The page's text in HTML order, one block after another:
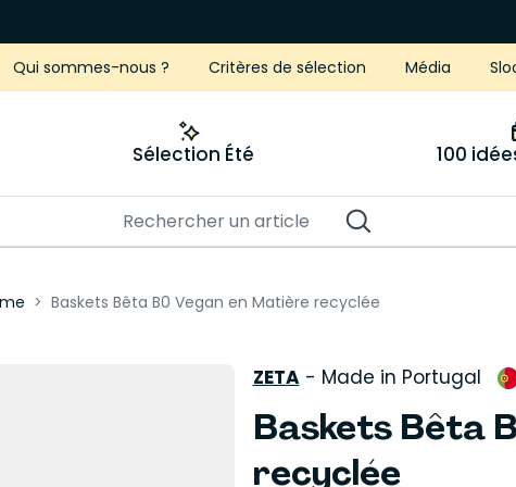
Qui sommes-nous ? Critères de sélection Média
Sélection Été 100
Baskets Bêta B0 Vegan en Matière recyclée
ZETA- Made in Portugal
Baskets Bêta
recyclée